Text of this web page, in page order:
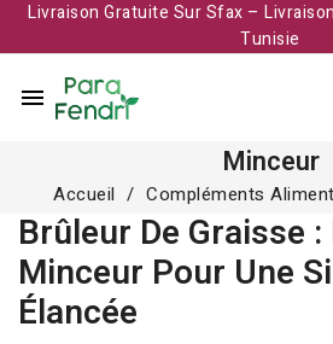
Livraison Gratuite Sur Sfax –
Tunisie​
menu
Minceur
Accueil Compléments
Brûleur De Graisse
Minceur Pour Une
Élancée